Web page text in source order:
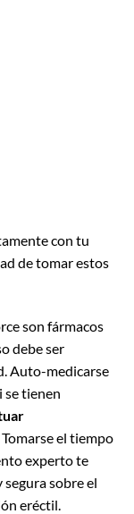
con tu
de tomar estos
son fármacos
debe ser
Auto-medicarse
se tienen
el tiempo
experto te
sobre el
eréctil.